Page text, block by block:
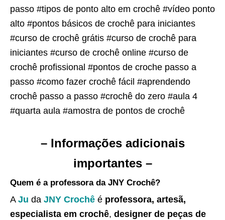
passo #tipos de ponto alto em crochê #vídeo ponto
alto #pontos básicos de crochê para iniciantes
#curso de crochê grátis #curso de crochê para
iniciantes #curso de crochê online #curso de
crochê profissional #pontos de croche passo a
passo #como fazer crochê fácil #aprendendo
crochê passo a passo #crochê do zero #aula 4
#quarta aula #amostra de pontos de crochê
– Informações adicionais
importantes –
Quem é a professora da JNY Crochê?
A Ju da JNY Crochê é professora, artesã,
especialista em crochê, designer de peças de